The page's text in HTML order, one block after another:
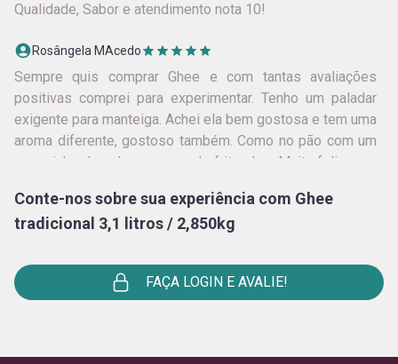
Qualidade, Sabor e atendimento nota 10!
Rosângela MAcedo
Sempre quis comprar Ghee e com tantas avaliações
positivas comprei para experimentar. Tenho um paladar
exigente para manteiga. Achei ela bem gostosa e tem uma
aroma diferente, gostoso também. Como no pão com um
pouquinho de sal e uso quando frito algo. Muito feliz com
Chai Massala e comprei também a Ghee e o Bulletproof.
Muita energia boa, qualidade e sabor em cada produto.
Osamir
Conte-nos sobre sua experiência com Ghee
tradicional 3,1 litros / 2,850kg
FAÇA LOGIN E AVALIE!